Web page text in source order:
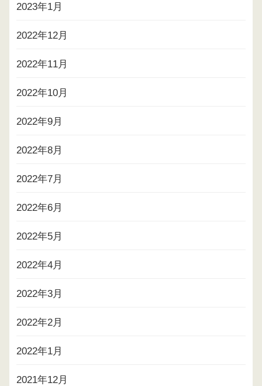
2023年1月
2022年12月
2022年11月
2022年10月
2022年9月
2022年8月
2022年7月
2022年6月
2022年5月
2022年4月
2022年3月
2022年2月
2022年1月
2021年12月